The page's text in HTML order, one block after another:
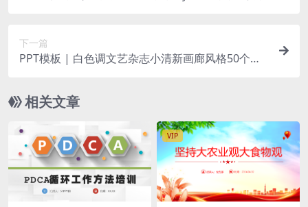
下一篇
PPT模板 | 白色调文艺杂志小清新画廊风格50个独
相关文章
VIP